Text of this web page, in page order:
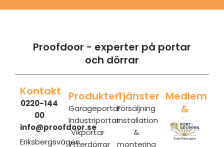
Proofdoor - experter på portar
och dörrar
Kontakt
0220-144
00
info@proofdoor.se
Eriksbergsvägen
Produkter
Garageportar
Industriportar
Vikportar
Ytterdörrar
Tjänster
Försäljning
Installation
&
montering
Medlem
&
priser